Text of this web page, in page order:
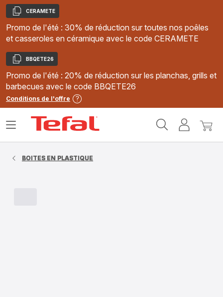
Copier
CERAMETE
Promo de l'été : 30% de réduction sur toutes nos poêles
et casseroles en céramique avec le code CERAMETE
Copier
BBQETE26
Promo de l'été : 20% de réduction sur les planchas, grills et
barbecues avec le code BBQETE26
Conditions de l'offre
MonMon
Ouvrir
BOITES EN PLASTIQUE